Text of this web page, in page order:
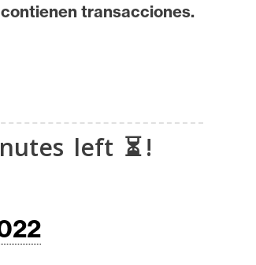
transacciones.
left ⏳!